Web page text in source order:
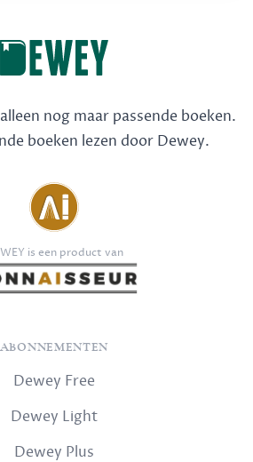
nog maar passende boeken.
boeken lezen door Dewey.
is een product van
ABONNEMENTEN
Dewey Free
Dewey Light
Dewey Plus